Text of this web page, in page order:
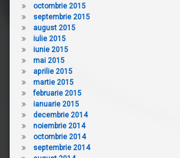
octombrie 2015
septembrie 2015
august 2015
iulie 2015
iunie 2015
mai 2015
aprilie 2015
martie 2015
februarie 2015
ianuarie 2015
decembrie 2014
noiembrie 2014
octombrie 2014
septembrie 2014